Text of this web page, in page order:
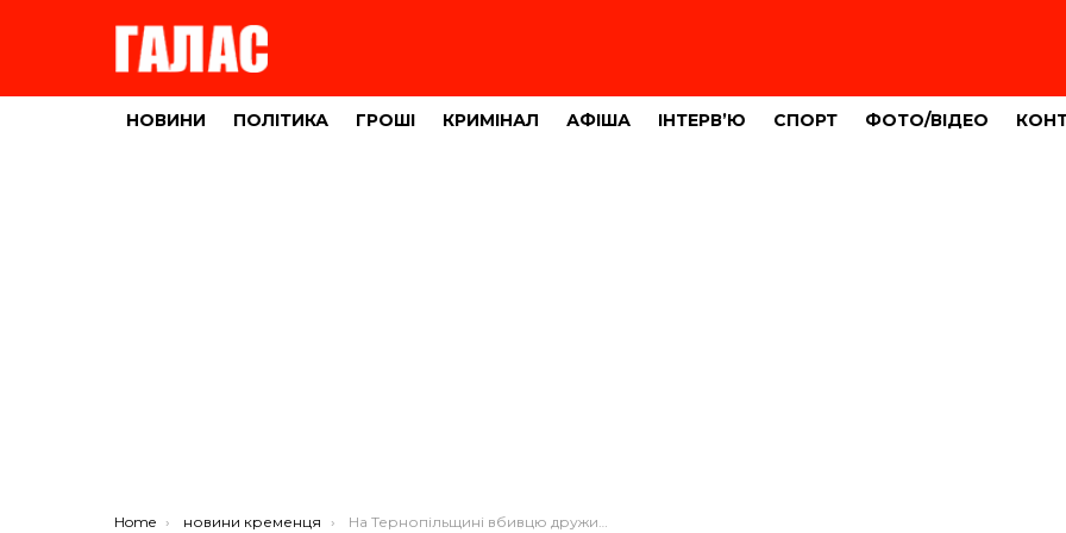
НОВИНИ ПОЛІТИКА ГРОШІ КРИМІНАЛ АФІША ІНТЕРВ’Ю СПОРТ ФОТО/ВІДЕО
You are here:
Home новини кременця На Тернопільщині вбивцю дружини засуджено на 8 років тюрми